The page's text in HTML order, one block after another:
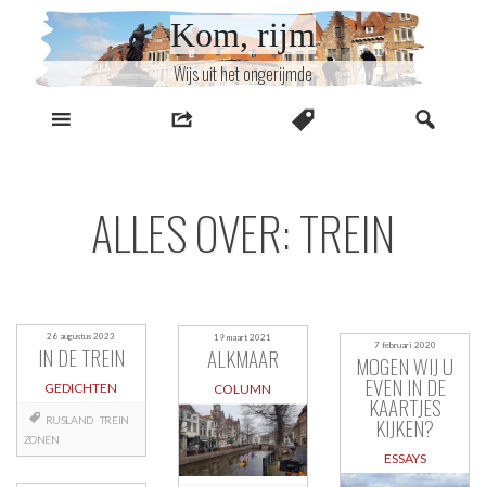
inhoud
Kom, rijm
Wijs uit het ongerijmde
ALLES OVER: TREIN
26 augustus 2023
IN DE TREIN
GEDICHTEN
RUSLAND TREIN
ZONEN
19 maart 2021
ALKMAAR
COLUMN
7 februari 2020
MOGEN WIJ U
EVEN IN DE
KAARTJES
KIJKEN?
ESSAYS